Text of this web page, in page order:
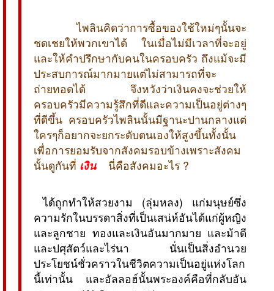
ไพลินคิดว่าการซื้อของใช้ใหม่ๆนั้นจะ
ชดเชยให้พวกเขาได้ ในเมื่อไม่มีเวลาที่จะอยู่
และให้คำปรึกษากับคนในครอบครัว ถึงแม้จะมี
ประสบการณ์มากมายแต่ไม่สามารถที่จะ
ถ่ายทอดได้ จึงหวังว่าเงินคงจะช่วยให้
ครอบครัวมีความรู้สึกที่ดีและความเป็นอยู่ต่างๆ
ที่ดีขึ้น ครอบครัวไพลินนั้นมีฐานะปานกลางแต่
ใครๆก็อยากจะยกระดับตนเองให้สูงขึ้นทั้งนั้น
เพื่อการยอมรับจากสังคมรอบข้างเพราะสังคม
นั้นดูกันที่ เงินนี่คือสังคมอะไร ?
 ได้ถูกทำให้สวยงาม (ลุ่มหลง) แก่มนุษย์ซึ่ง
ความรักในบรรดาสิ่งที่เป็นเสน่ห์อันได้แก่ผู้หญิง
และลูกชาย ทองและเงินอันมากมาย และม้าดี
และปศุสัตว์และไร่นา นั่นเป็นสิ่งอำนวย
ประโยชน์ชั่วคราวในชีวิตความเป็นอยู่แห่งโลก
นี้เท่านั้น และอัลลอฮ์นั้นพระองค์คือที่กลับอัน